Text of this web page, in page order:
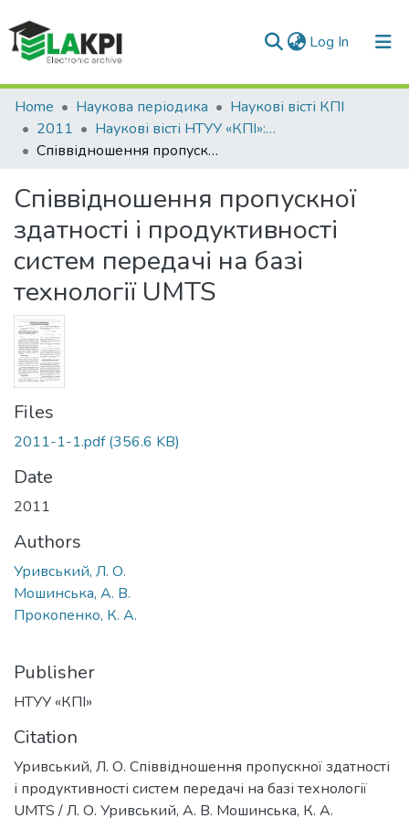
Log In (current)
Communities & Collections
All of DSpace
Home Наукова періодика
Наукові вісті КПІ
2011
Наукові вісті НТУУ «КПІ»: науково-технічний журнал, № 1(75)
Співвідношення пропускної здатності і продуктивності систем передачі на базі технології UMTS
Співвідношення пропускної
здатності і продуктивності
систем передачі на базі
технології UMTS
Files
2011-1-1.pdf(356.6 KB)
Date
2011
Authors
Уривський, Л. О.
Мошинська, А. В.
Прокопенко, К. А.
Publisher
НТУУ «КПІ»
Citation
Уривський, Л. О. Співвідношення пропускної здатності
і продуктивності систем передачі на базі технології
UMTS / Л. О. Уривський, А. В. Мошинська, К. А.